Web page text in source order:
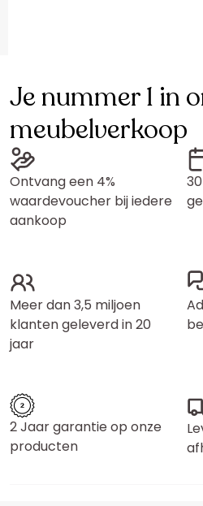
Je nummer 1 in
meubelverkoop
Ontvang een 4%
waardevoucher bij iedere
aankoop
Meer dan 3,5 miljoen
klanten geleverd in 20
jaar
2 Jaar garantie op onze
producten